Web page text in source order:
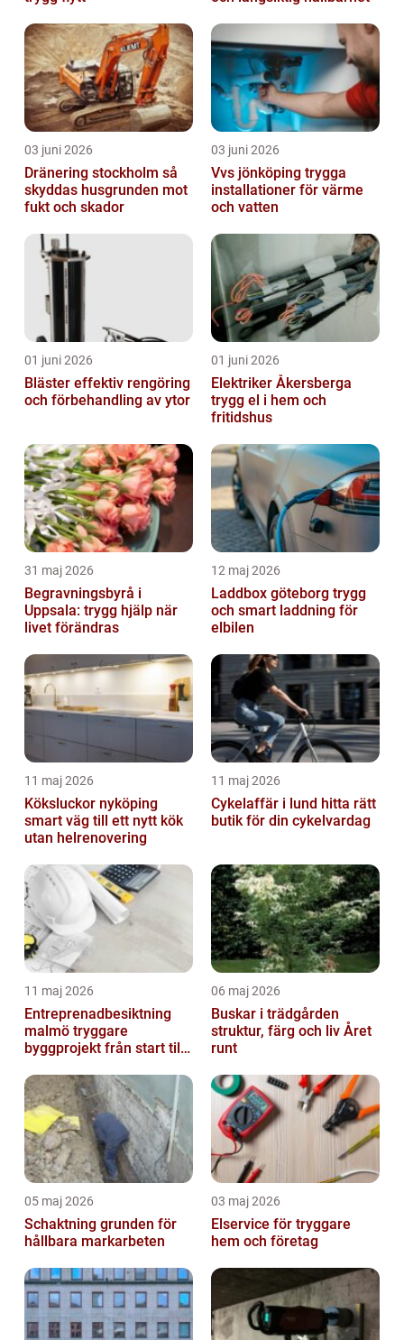
03 juni 2026
Dränering stockholm så
skyddas husgrunden mot
fukt och skador
03 juni 2026
Vvs jönköping trygga
installationer för värme
och vatten
01 juni 2026
Bläster effektiv rengöring
och förbehandling av ytor
01 juni 2026
Elektriker Åkersberga
trygg el i hem och
fritidshus
31 maj 2026
Begravningsbyrå i
Uppsala: trygg hjälp när
livet förändras
12 maj 2026
Laddbox göteborg trygg
och smart laddning för
elbilen
11 maj 2026
Köksluckor nyköping
smart väg till ett nytt kök
utan helrenovering
11 maj 2026
Cykelaffär i lund hitta rätt
butik för din cykelvardag
11 maj 2026
Entreprenadbesiktning
malmö tryggare
byggprojekt från start till
06 maj 2026
Buskar i trädgården
struktur, färg och liv Året
runt
05 maj 2026
Schaktning grunden för
hållbara markarbeten
03 maj 2026
Elservice för tryggare
hem och företag